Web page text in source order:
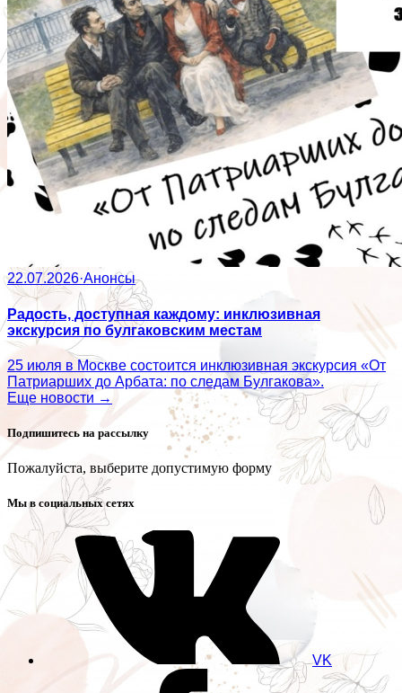
22.07.2026·Анонсы
Радость, доступная каждому: инклюзивная
экскурсия по булгаковским местам
25 июля в Москве состоится инклюзивная экскурсия «От
Патриарших до Арбата: по следам Булгакова».
Еще новости →
Подпишитесь на рассылку
Пожалуйста, выберите допустимую форму
Мы в социальных сетях
VK